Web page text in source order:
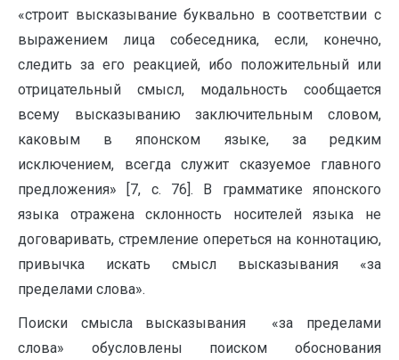
«строит высказывание буквально в соответствии с
выражением лица собеседника, если, конечно,
следить за его реакцией, ибо положительный или
отрицательный смысл, модальность сообщается
всему высказыванию заключительным словом,
каковым в японском языке, за редким
исключением, всегда служит сказуемое главного
предложения» [7, с. 76]. В грамматике японского
языка отражена склонность носителей языка не
договаривать, стремление опереться на коннотацию,
привычка искать смысл высказывания «за
пределами слова».
Поиски смысла высказывания «за пределами
слова» обусловлены поиском обоснования